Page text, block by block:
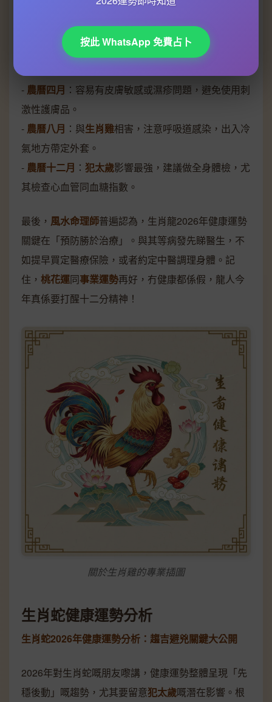
- 農曆四月 ：容易有皮膚敏感或濕疹問題，避免使用刺
激性護膚品。
- 農曆八月 ：與生肖雞相害，注意呼吸道感染，出入冷
氣地方帶定外套。
- 農曆十二月 ： 犯太歲影響最強，建議做全身體檢，尤
其檢查心血管同血糖指數。
最後， 風水命理師普遍認為，生肖龍2026年健康運勢
關鍵在「預防勝於治療」。與其等病發先睇醫生，不
如提早買定醫療保險，或者約定中醫調理身體。記
住， 桃花運同事業運勢再好，冇健康都係假，龍人今
年真係要打醒十二分精神！
關於生肖雞的專業插圖
生肖蛇健康運勢分析
生肖蛇2026年健康運勢分析：趨吉避兇關鍵大公開
2026年對生肖蛇嘅朋友嚟講，健康運勢整體呈現「先
穩後動」嘅趨勢，尤其要留意犯太歲嘅潛在影響。根
按此 WhatsApp 免費占卜